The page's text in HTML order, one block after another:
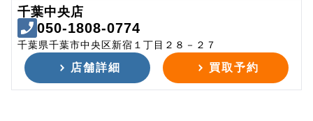
千葉中央店
050-1808-0774
千葉県千葉市中央区新宿１丁目２８－２７
店舗詳細 買取予約